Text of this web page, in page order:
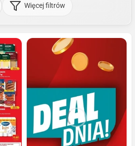
Więcej filtrów